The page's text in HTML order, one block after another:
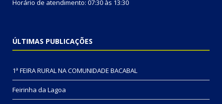
Horário de atendimento: 07:30 às 13:30
ÚLTIMAS PUBLICAÇÕES
1ª FEIRA RURAL NA COMUNIDADE BACABAL
Feirinha da Lagoa